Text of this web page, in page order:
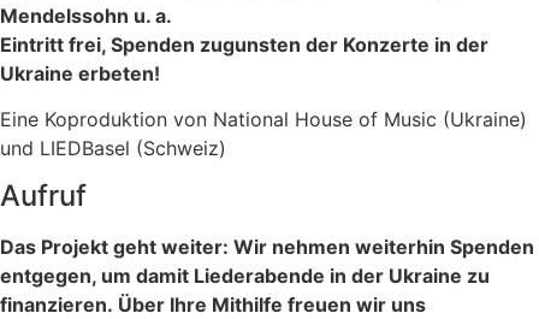
Mendelssohn u. a.
Eintritt frei, Spenden zuguns­ten der Konzerte in der
Ukraine erbeten!
Eine Koproduktion von National House of Music (Ukraine)
und LIEDBasel (Schweiz)
Aufruf
Das Projekt geht wei­ter: Wir neh­men wei­ter­hin Spenden
ent­ge­gen, um damit Liederabende in der Ukraine zu
finan­zie­ren. Über Ihre Mithilfe freu­en wir uns